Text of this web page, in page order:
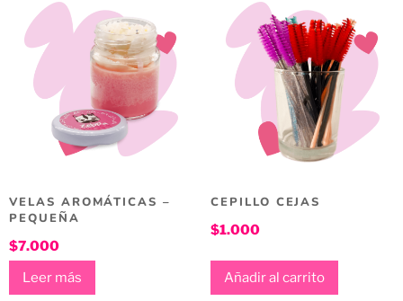
VELAS AROMÁTICAS –
PEQUEÑA
$7.000
Leer más
CEPILLO CEJAS
$1.000
Añadir al carrito